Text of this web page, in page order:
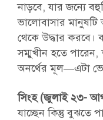
নাড়বে, যার জন্যে
ভালোবাসার
থেকে উদ্ধার করবে।
সম্মুখীন হতে
অনর্থের মূল—এটা
সিংহ (জুলাই ২৩-
যাচ্ছেন কিন্তু বুঝতে